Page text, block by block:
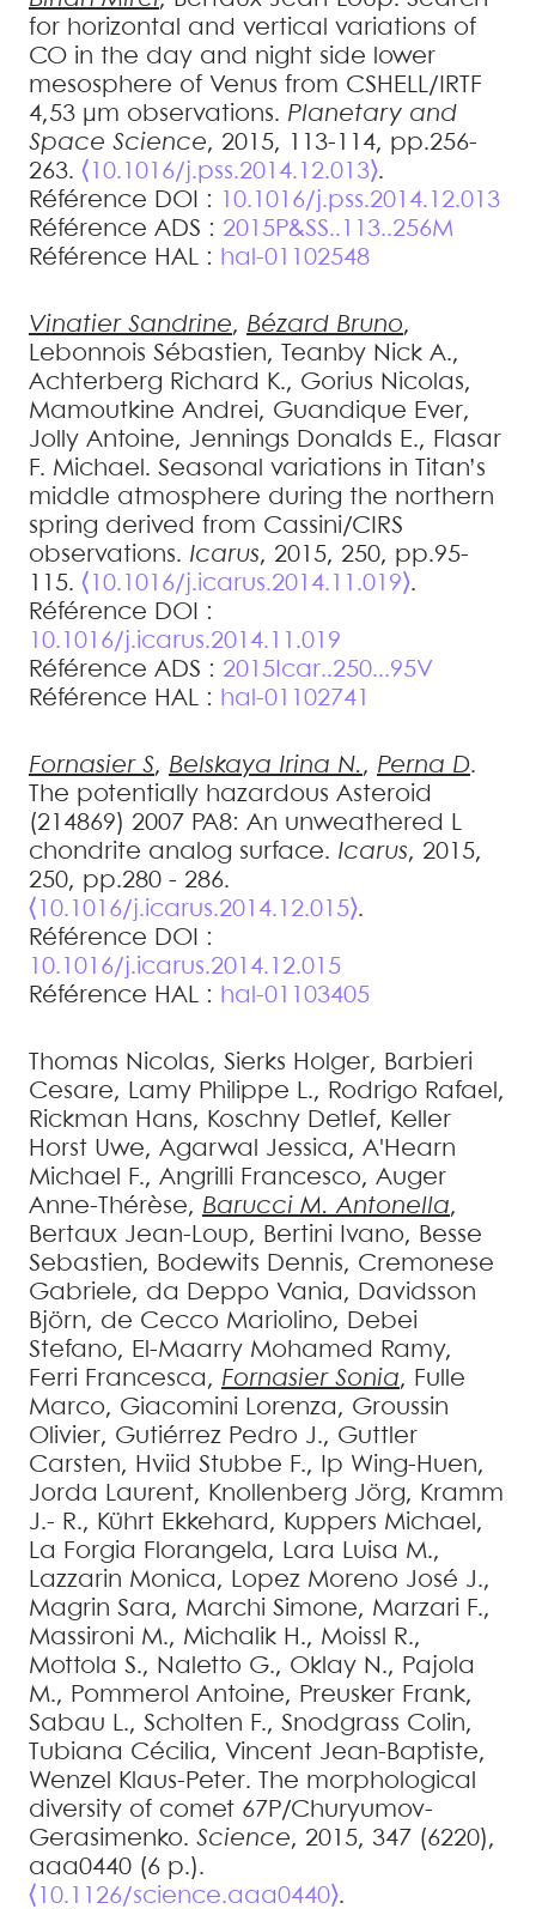
for horizontal and vertical variations of
CO in the day and night side lower
mesosphere of Venus from CSHELL/IRTF
4,53 µm observations. Planetary and
Space Science, 2015, 113-114, pp.256-
263. ⟨10.1016/j.pss.2014.12.013⟩.
Référence DOI :
10.1016/j.pss.2014.12.013
Référence ADS : 2015P&SS..113..256M
Référence HAL : hal-01102548
Vinatier Sandrine, Bézard Bruno,
Lebonnois Sébastien, Teanby Nick A.,
Achterberg Richard K., Gorius Nicolas,
Mamoutkine Andrei, Guandique Ever,
Jolly Antoine, Jennings Donalds E., Flasar
F. Michael . Seasonal variations in Titan’s
middle atmosphere during the northern
spring derived from Cassini/CIRS
observations. Icarus, 2015, 250, pp.95-
115. ⟨10.1016/j.icarus.2014.11.019⟩.
Référence DOI :
10.1016/j.icarus.2014.11.019
Référence ADS : 2015Icar..250...95V
Référence HAL : hal-01102741
Fornasier S, Belskaya Irina N., Perna D.
The potentially hazardous Asteroid
(214869) 2007 PA8: An unweathered L
chondrite analog surface. Icarus, 2015,
250, pp.280 - 286.
⟨10.1016/j.icarus.2014.12.015⟩.
Référence DOI :
10.1016/j.icarus.2014.12.015
Référence HAL : hal-01103405
Thomas Nicolas, Sierks Holger, Barbieri
Cesare, Lamy Philippe L., Rodrigo Rafael ,
Rickman Hans, Koschny Detlef, Keller
Horst Uwe, Agarwal Jessica, A'Hearn
Michael F., Angrilli Francesco, Auger
Anne-Thérèse, Barucci M. Antonella,
Bertaux Jean-Loup, Bertini Ivano, Besse
Sebastien, Bodewits Dennis, Cremonese
Gabriele, da Deppo Vania, Davidsson
Björn, de Cecco Mariolino, Debei
Stefano, El-Maarry Mohamed Ramy,
Ferri Francesca, Fornasier Sonia, Fulle
Marco, Giacomini Lorenza, Groussin
Olivier, Gutiérrez Pedro J., Guttler
Carsten, Hviid Stubbe F., Ip Wing-Huen,
Jorda Laurent, Knollenberg Jörg, Kramm
J.- R., Kührt Ekkehard , Kuppers Michael ,
La Forgia Florangela, Lara Luisa M.,
Lazzarin Monica, Lopez Moreno José J.,
Magrin Sara, Marchi Simone, Marzari F.,
Massironi M., Michalik H., Moissl R.,
Mottola S., Naletto G., Oklay N., Pajola
M., Pommerol Antoine, Preusker Frank,
Sabau L., Scholten F., Snodgrass Colin,
Tubiana Cécilia, Vincent Jean-Baptiste,
Wenzel
Klaus-Peter.
The morphological
diversity of comet 67P/Churyumov-
Gerasimenko. Science, 2015, 347 (6220),
aaa0440 (6 p.).
⟨10.1126/science.aaa0440⟩.